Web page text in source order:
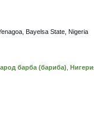
Bayelsa State, Nigeria
барба (бариба)